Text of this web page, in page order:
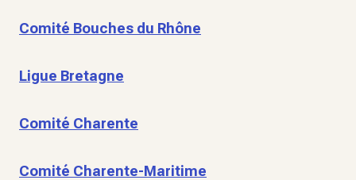
Comité Bouches du Rhône
Ligue Bretagne
Comité Charente
Comité Charente-Maritime